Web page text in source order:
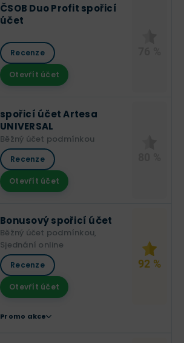
ČSOB Duo Profit spořicí
účet
Recenze
Otevřít účet
spořicí účet Artesa
UNIVERSAL
Běžný účet podmínkou
Recenze
Otevřít účet
Bonusový spořicí účet
Běžný účet podmínkou,
Sjednání online
Recenze
Otevřít účet
92 %
Promo akce